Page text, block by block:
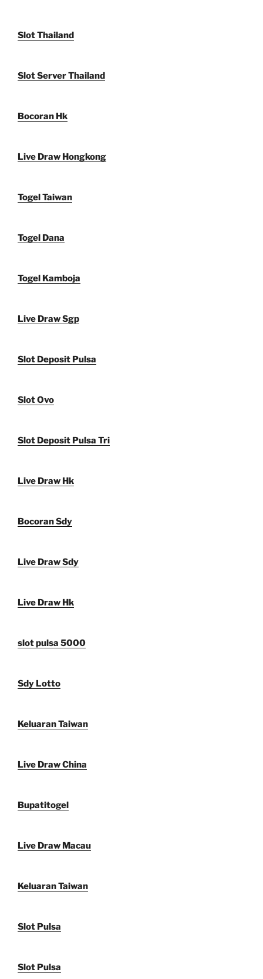
Slot Thailand
Slot Server Thailand
Bocoran Hk
Live Draw Hongkong
Togel Taiwan
Togel Dana
Togel Kamboja
Live Draw Sgp
Slot Deposit Pulsa
Slot Ovo
Slot Deposit Pulsa Tri
Live Draw Hk
Bocoran Sdy
Live Draw Sdy
Live Draw Hk
slot pulsa 5000
Sdy Lotto
Keluaran Taiwan
Live Draw China
Bupatitogel
Live Draw Macau
Keluaran Taiwan
Slot Pulsa
Slot Pulsa